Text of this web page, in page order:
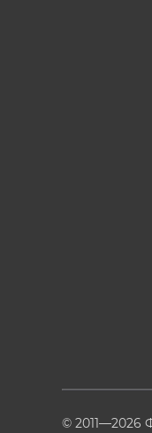
© 2011—2026